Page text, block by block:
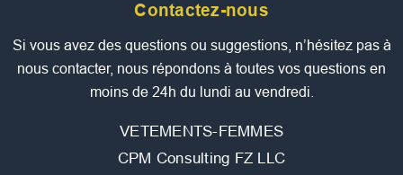
Contactez-nous
Si vous avez des questions ou suggestions, n’hésitez pas à
nous contacter, nous répondons à toutes vos questions en
moins de 24h du lundi au vendredi.
VETEMENTS-FEMMES
CPM Consulting FZ LLC